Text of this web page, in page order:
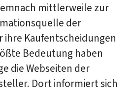
mittlerweile zur
der
ihre Kaufentscheidungen
Bedeutung haben
die Webseiten der
Dort informiert sich